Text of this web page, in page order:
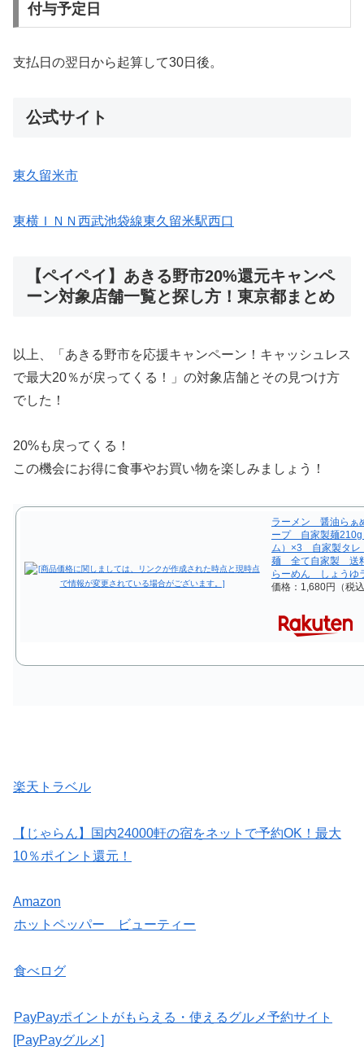
付与予定日
支払日の翌日から起算して30日後。
公式サイト
東久留米市
東横ＩＮＮ西武池袋線東久留米駅西口
【ペイペイ】あきる野市20%還元キャンペ
ーン対象店舗一覧と探し方！東京都まとめ
以上、「あきる野市を応援キャンペーン！キャッシュレス
で最大20％が戻ってくる！」の対象店舗とその見つけ方
でした！
20%も戻ってくる！
この機会にお得に食事やお買い物を楽しみましょう！
ラーメン 醤油ら
ープ 自家製麺210g
ム）×3 自家製タレ
麺 全て自家製 送
らーめん しょうゆ
価格：1,680円（税
楽天トラベル
【じゃらん】国内24000軒の宿をネットで予約OK！最大
10％ポイント還元！
Amazon
ホットペッパー ビューティー
食べログ
PayPayポイントがもらえる・使えるグルメ予約サイト
[PayPayグルメ]